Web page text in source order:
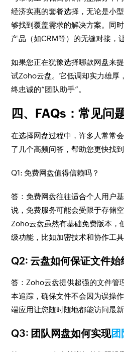
经济实惠的套餐选择，无论是小
够找到覆盖需求的解决方案。同
产品（如CRM等）的无缝对接，
如果您正在犹豫选择哪款网盘来
试Zoho云盘。它低调却实力雄厚
终忠诚的“团队助手”。
四、FAQs：常见问
在选择网盘过程中，许多人常常
了几个高频问答，帮助您更快找到
Q1: 免费网盘值得信赖吗？
答：免费网盘往往适合个人用户
说，免费服务可能会受限于存储
Zoho云盘虽然有基础免费版本，
级功能，比如加密技术和协作工具
Q2: 云盘如何保证文件始
答：Zoho云盘提供超强的文件管
本追踪，确保文件不会因为误操
端应用让您随时随地都能访问最新
Q3: 团队网盘如何实现团